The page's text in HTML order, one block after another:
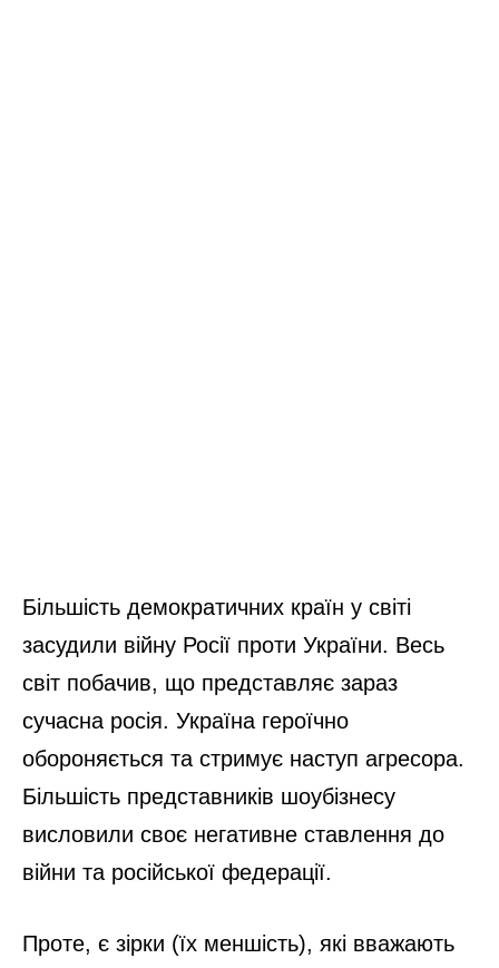
Більшість демократичних країн у світі
засудили війну Росії проти України. Весь
світ побачив, що представляє зараз
сучасна росія. Україна героїчно
обороняється та стримує наступ агресора.
Більшість представників шоубізнесу
висловили своє негативне ставлення до
війни та російської федерації.
Проте, є зірки (їх меншість), які вважають